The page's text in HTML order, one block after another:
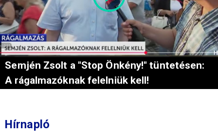
Semjén Zsolt a "Stop Önkény!" tüntetésen:
A rágalmazóknak felelniük kell!
Hírnapló